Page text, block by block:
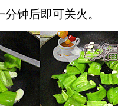
钟后即可关火。